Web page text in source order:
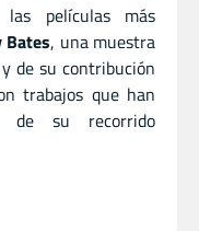
películas más
Bates, una muestra
de su contribución
trabajos que han
de su recorrido